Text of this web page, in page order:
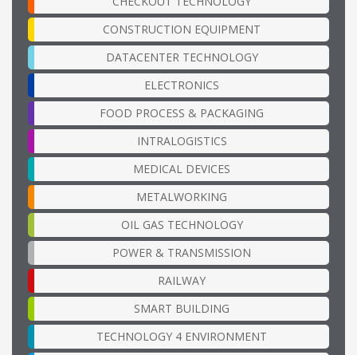
CONSTRUCTION EQUIPMENT
DATACENTER TECHNOLOGY
ELECTRONICS
FOOD PROCESS & PACKAGING
INTRALOGISTICS
MEDICAL DEVICES
METALWORKING
OIL GAS TECHNOLOGY
POWER & TRANSMISSION
RAILWAY
SMART BUILDING
TECHNOLOGY 4 ENVIRONMENT